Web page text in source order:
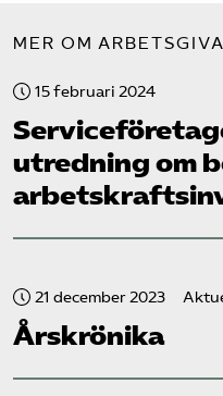
MER OM
15 februari 2024
utredning om
21 december 2023
Årskrönika